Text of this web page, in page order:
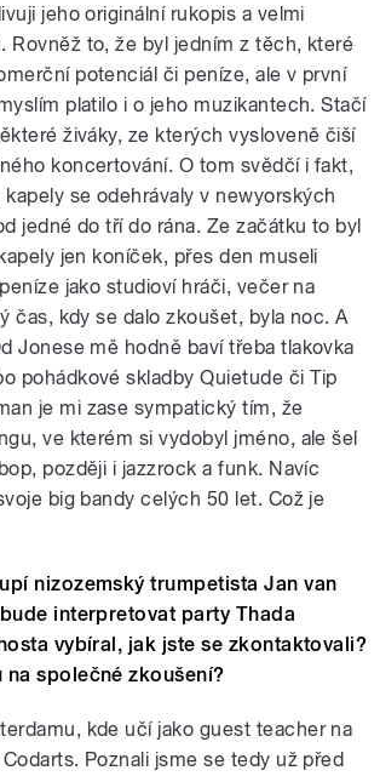
jeho originální rukopis a velmi
Rovněž to, že byl jedním z těch, které
potenciál či peníze, ale v první
platilo i o jeho muzikantech. Stačí
živáky, ze kterých vysloveně čiší
koncertování. O tom svědčí i fakt,
se odehrávaly v newyorských
jedné do tří do rána. Ze začátku to byl
jen koníček, přes den museli
jako studioví hráči, večer na
čas, kdy se dalo zkoušet, byla noc. A
Jonese mě hodně baví třeba tlakovka
pohádkové skladby Quietude či Tip
je mi zase sympatický tím, že
ve kterém si vydobyl jméno, ale šel
později i jazzrock a funk. Navíc
big bandy celých 50 let. Což je
nizozemský trumpetista Jan van
interpretovat party Thada
vybíral, jak jste se zkontaktovali?
na společné zkoušení?
kde učí jako guest teacher na
Poznali jsme se tedy už před